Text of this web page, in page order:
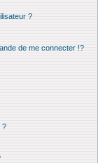
?
de me connecter !?
?